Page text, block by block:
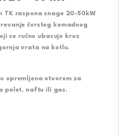
TK raspona snage 20-50kW
čvrstog komadnog
se ručno ubacuje kroz
vrata na kotlu.
opremljena otvorom za
pelet, naftu ili gas.